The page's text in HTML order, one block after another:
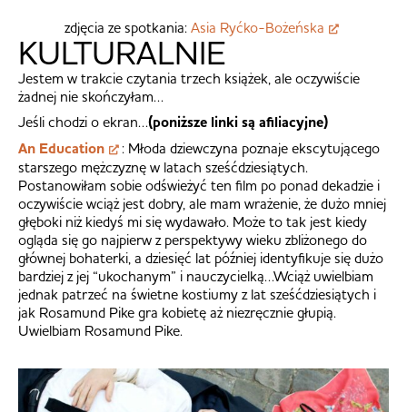
zdjęcia ze spotkania:Asia Ryćko-Bożeńska
KULTURALNIE
Jestem w trakcie czytania trzech książek, ale oczywiście
żadnej nie skończyłam…
Jeśli chodzi o ekran…(poniższe linki są afiliacyjne)
An Education
: Młoda dziewczyna poznaje ekscytującego
starszego mężczyznę w latach sześćdziesiątych.
Postanowiłam sobie odświeżyć ten film po ponad dekadzie i
oczywiście wciąż jest dobry, ale mam wrażenie, że dużo mniej
głęboki niż kiedyś mi się wydawało. Może to tak jest kiedy
ogląda się go najpierw z perspektywy wieku zbliżonego do
głównej bohaterki, a dziesięć lat później identyfikuje się dużo
bardziej z jej “ukochanym” i nauczycielką…Wciąż uwielbiam
jednak patrzeć na świetne kostiumy z lat sześćdziesiątych i
jak Rosamund Pike gra kobietę aż niezręcznie głupią.
Uwielbiam Rosamund Pike.